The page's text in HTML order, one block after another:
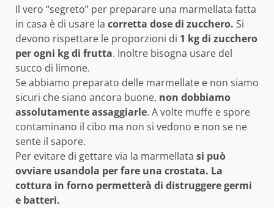
Il vero “segreto” per preparare una marmellata fatta
in casa è di usare la corretta dose di zucchero. Si
devono rispettare le proporzioni di 1 kg di zucchero
per ogni kg di frutta. Inoltre bisogna usare del
succo di limone.
Se abbiamo preparato delle marmellate e non siamo
sicuri che siano ancora buone, non dobbiamo
assolutamente assaggiarle. A volte muffe e spore
contaminano il cibo ma non si vedono e non se ne
sente il sapore.
Per evitare di gettare via la marmellata si può
ovviare usandola per fare una crostata. La
cottura in forno permetterà di distruggere germi
e batteri.